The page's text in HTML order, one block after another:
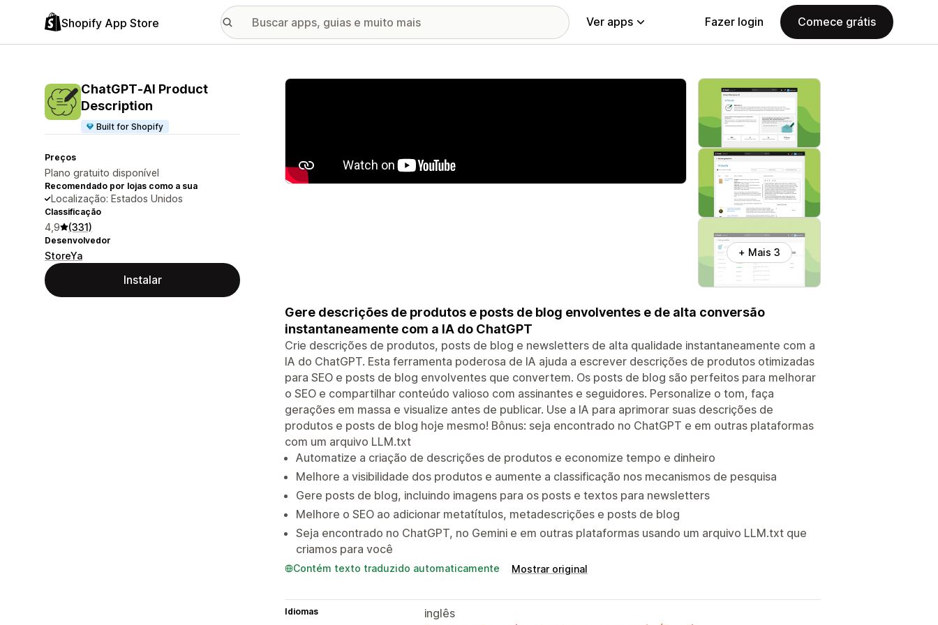
Shopify App Store Ver apps Fazer login Comece grátis
ChatGPT‑AI Product
Description
Built for Shopify
Preços
Plano gratuito disponível
Recomendado por lojas como a sua
Localização: Estados Unidos
Classificação
4,9 (331)
Desenvolvedor
StoreYa
Instalar
Galeria de imagens em destaque
+ Mais 3
Gere descrições de produtos e posts de blog envolventes e de alta conversão
instantaneamente com a IA do ChatGPT
Crie descrições de produtos, posts de blog e newsletters de alta qualidade instantaneamente com a
IA do ChatGPT. Esta ferramenta poderosa de IA ajuda a escrever descrições de produtos otimizadas
para SEO e posts de blog envolventes que convertem. Os posts de blog são perfeitos para melhorar
o SEO e compartilhar conteúdo valioso com assinantes e seguidores. Personalize o tom, faça
gerações em massa e visualize antes de publicar. Use a IA para aprimorar suas descrições de
produtos e posts de blog hoje mesmo! Bônus: seja encontrado no ChatGPT e em outras plataformas
com um arquivo LLM.txt
Automatize a criação de descrições de produtos e economize tempo e dinheiro
Melhore a visibilidade dos produtos e aumente a classificação nos mecanismos de pesquisa
Gere posts de blog, incluindo imagens para os posts e textos para newsletters
Melhore o SEO ao adicionar metatítulos, metadescrições e posts de blog
Seja encontrado no ChatGPT, no Gemini e em outras plataformas usando um arquivo LLM.txt que
criamos para você
Contém texto traduzido automaticamente Mostrar original
Idiomas
inglês